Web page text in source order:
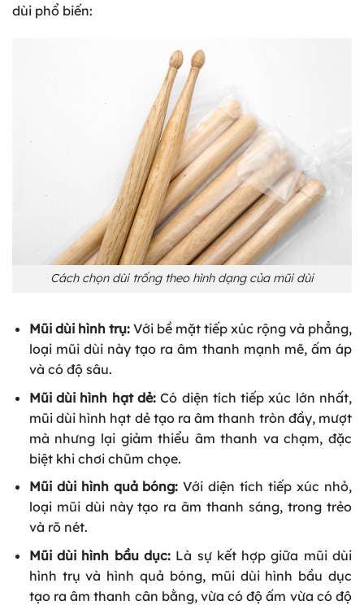
dùi phổ biến:
Cách chọn dùi trống theo hình dạng của mũi dùi
Mũi dùi hình trụ:Với bề mặt tiếp xúc rộng và phẳng,
loại mũi dùi này tạo ra âm thanh mạnh mẽ, ấm áp
và có độ sâu.
Mũi dùi hình hạt dẻ:Có diện tích tiếp xúc lớn nhất,
mũi dùi hình hạt dẻ tạo ra âm thanh tròn đầy, mượt
mà nhưng lại giảm thiểu âm thanh va chạm, đặc
biệt khi chơi chũm chọe.
Mũi dùi hình quả bóng: Với diện tích tiếp xúc nhỏ,
loại mũi dùi này tạo ra âm thanh sáng, trong trẻo
và rõ nét.
Mũi dùi hình bầu dục:Là sự kết hợp giữa mũi dùi
hình trụ và hình quả bóng, mũi dùi hình bầu dục
tạo ra âm thanh cân bằng, vừa có độ ấm vừa có độ